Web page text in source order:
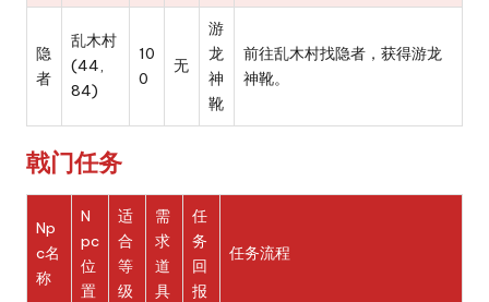
隐
者
乱木村
(44,
84)
10
0
无
游
龙
神
靴
前往乱木村找隐者，获得游龙
神靴。
戟门任务
Np
c名
称
N
pc
位
置
适
合
等
级
需
求
道
具
任
务
回
报
任务流程